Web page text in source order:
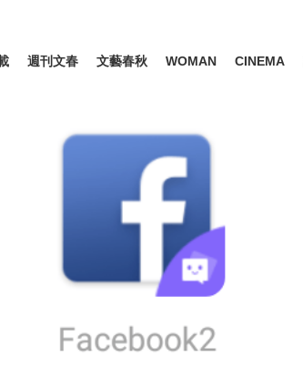
監督に... 「最悪の空気のまま解散
週刊文春 文藝春秋 WOMAN CINEMA
#森岡毅 #城彰二